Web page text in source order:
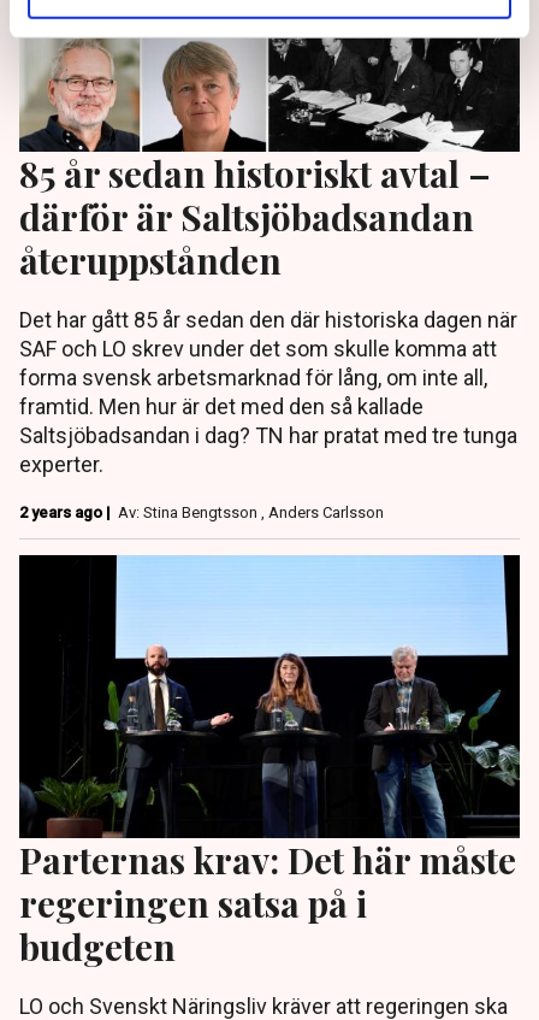
85 år sedan historiskt avtal –
därför är Saltsjöbadsandan
återuppstånden
Det har gått 85 år sedan den där historiska dagen när
SAF och LO skrev under det som skulle komma att
forma svensk arbetsmarknad för lång, om inte all,
framtid. Men hur är det med den så kallade
Saltsjöbadsandan i dag? TN har pratat med tre tunga
experter.
2 years ago | Av: Stina Bengtsson , Anders Carlsson
Parternas krav: Det här måste
regeringen satsa på i
budgeten
LO och Svenskt Näringsliv kräver att regeringen ska